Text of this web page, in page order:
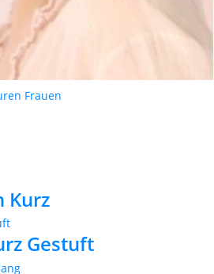
Frauen
Kurz
Gestuft